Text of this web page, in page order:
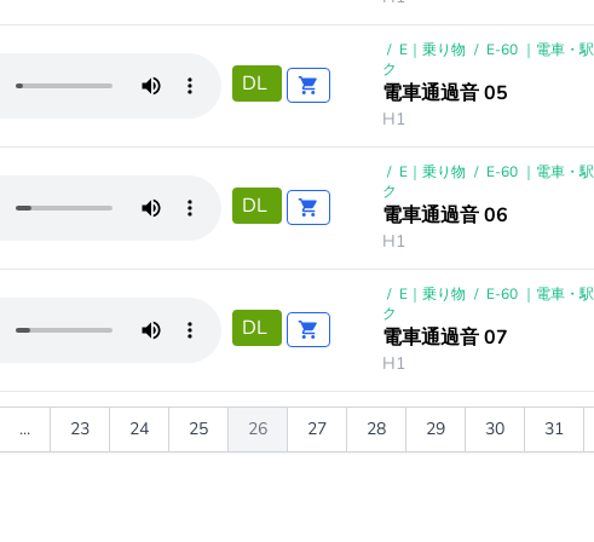
DL
/ E｜乗り物 / E-60 ｜電車・駅
ク
電車通過音 05
H1
DL
/ E｜乗り物 / E-60 ｜電車・駅
ク
電車通過音 06
H1
DL
/ E｜乗り物 / E-60 ｜電車・駅
ク
電車通過音 07
H1
... 23 24 25 26 27 28 29 30 31